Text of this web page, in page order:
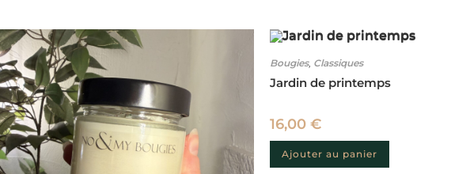
Bougies, Classiques
Jardin de printemps
16,00 €
Ajouter au panier